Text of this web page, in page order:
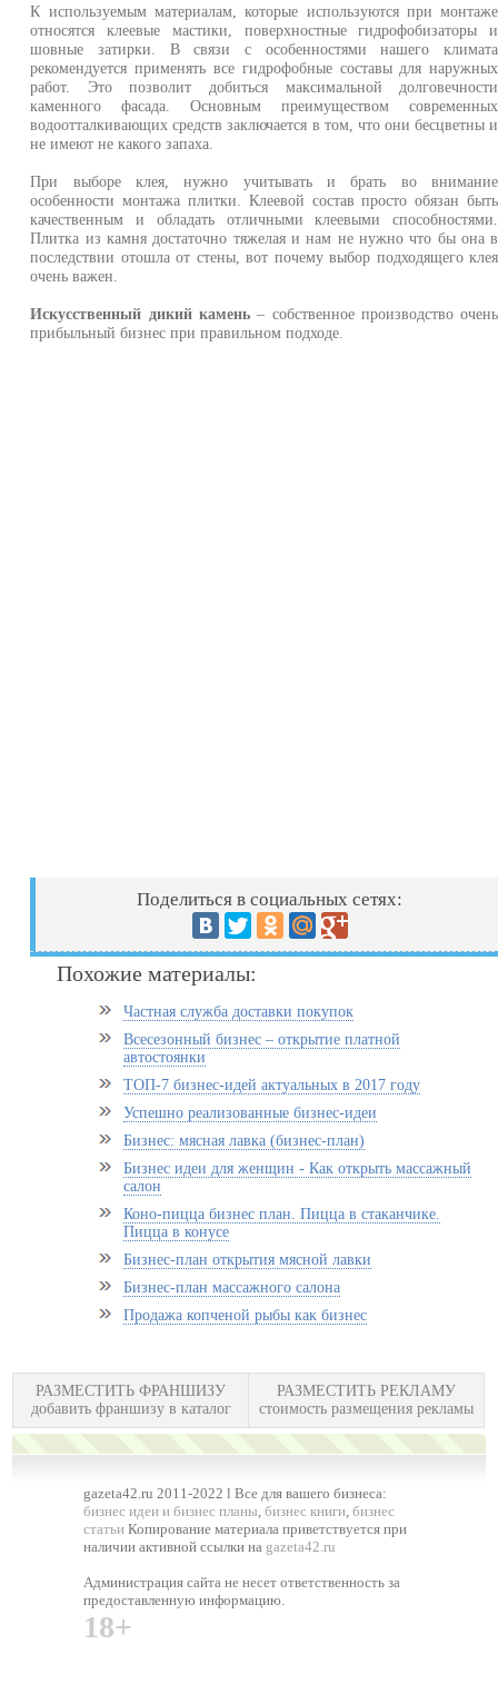
К используемым материалам, которые используются при монтаже
относятся клеевые мастики, поверхностные гидрофобизаторы и
шовные затирки. В связи с особенностями нашего климата
рекомендуется применять все гидрофобные составы для наружных
работ. Это позволит добиться максимальной долговечности
каменного фасада. Основным преимуществом современных
водоотталкивающих средств заключается в том, что они бесцветны и
не имеют не какого запаха.
При выборе клея, нужно учитывать и брать во внимание
особенности монтажа плитки. Клеевой состав просто обязан быть
качественным и обладать отличными клеевыми способностями.
Плитка из камня достаточно тяжелая и нам не нужно что бы она в
последствии отошла от стены, вот почему выбор подходящего клея
очень важен.
Искусственный дикий камень– собственное производство очень
прибыльный бизнес при правильном подходе.
Поделиться в социальных сетях:
Похожие материалы:
Частная служба доставки покупок
Всесезонный бизнес – открытие платной
автостоянки
ТОП-7 бизнес-идей актуальных в 2017 году
Успешно реализованные бизнес-идеи
Бизнес: мясная лавка (бизнес-план)
Бизнес идеи для женщин - Как открыть массажный
салон
Коно-пицца бизнес план. Пицца в стаканчике.
Пицца в конусе
Бизнес-план открытия мясной лавки
Бизнес-план массажного салона
Продажа копченой рыбы как бизнес
РАЗМЕСТИТЬ ФРАНШИЗУ
добавить франшизу в каталог
РАЗМЕСТИТЬ РЕКЛАМУ
стоимость размещения рекламы
gazeta42.ru 2011-2022 l Все для вашего бизнеса:
бизнес идеи и бизнес планы,бизнес книги,бизнес
статьи Копирование материала приветствуется при
наличии активной ссылки на gazeta42.ru
Администрация сайта не несет ответственность за
предоставленную информацию.
18+